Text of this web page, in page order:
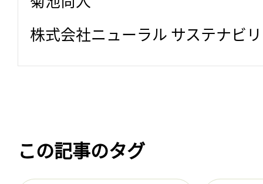
株式会社ニューラル サステナビ
この記事のタグ